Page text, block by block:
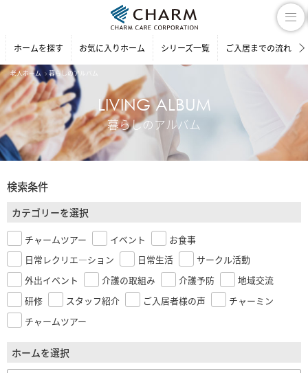
ホームを探す お気に入りホーム シリーズ一覧 ご入居までの流れ
老人ホーム 暮らしのアルバム
LIVING ALBUM
暮らしのアルバム
検索条件
カテゴリーを選択
チャームツアー イベント
お食事
日常レクリエ―ション
日常生活
サークル活動
外出イベント
介護の取組み 介護予防
地域交流
研修
スタッフ紹介 ご入居者様の声
チャーミン
チャームツアー
ホームを選択